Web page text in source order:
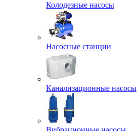
Колодезные насосы
Насосные станции
Канализационные насосы